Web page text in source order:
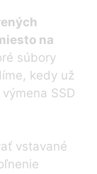
na
súbory
kedy už
SSD
vstavané